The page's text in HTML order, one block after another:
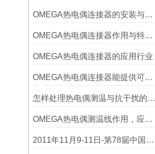
OMEGA热电偶连接器的安装与调试
OMEGA热电偶连接器作用与特点是什么？
OMEGA热电偶连接器的应用行业
OMEGA热电偶连接器能提供可靠的信号传输
怎样处理热电偶测温与抗干扰的问题
OMEGA热电偶测温线作用，应用领域
2011年11月9-11日-第78届中国电子展